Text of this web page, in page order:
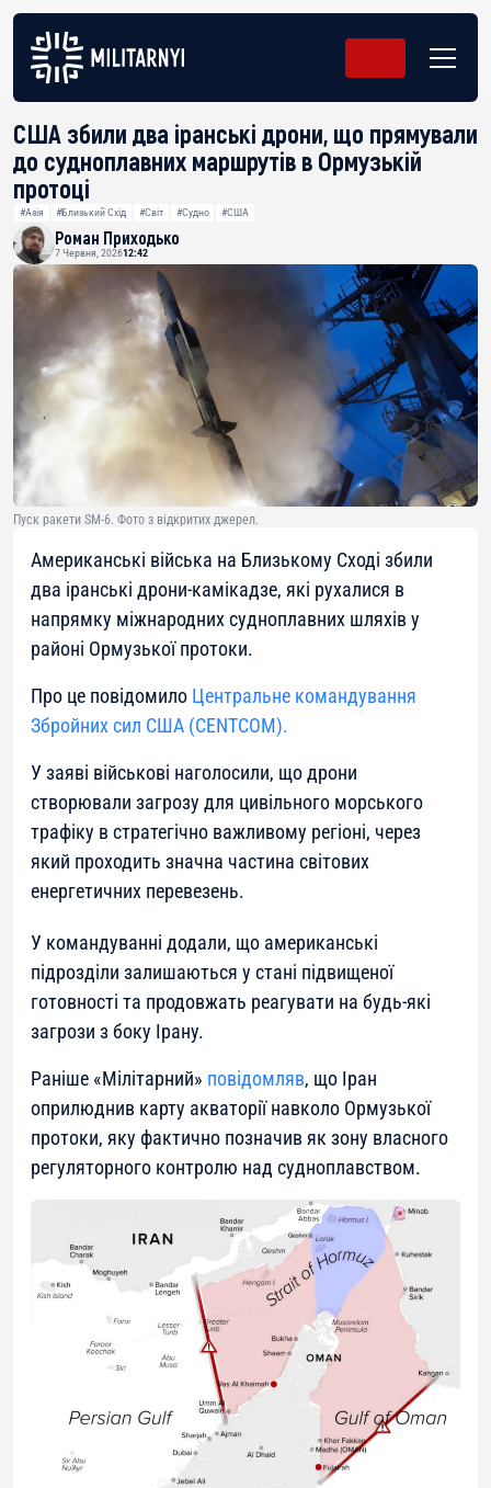
США збили два іранські дрони, що прямували
до судноплавних маршрутів в Ормузькій
протоці
#Азія #Близький Схід #Світ #Судно #США
Роман Приходько
7 Червня, 202612:42
Пуск ракети SM-6. Фото з відкритих джерел.
Американські війська на Близькому Сході збили
два іранські дрони-камікадзе, які рухалися в
напрямку міжнародних судноплавних шляхів у
районі Ормузької протоки.
Про це повідомило Центральне командування
Збройних сил США (CENTCOM).
У заяві військові наголосили, що дрони
створювали загрозу для цивільного морського
трафіку в стратегічно важливому регіоні, через
який проходить значна частина світових
енергетичних перевезень.
У командуванні додали, що американські
підрозділи залишаються у стані підвищеної
готовності та продовжать реагувати на будь-які
загрози з боку Ірану.
Раніше «Мілітарний» повідомляв, що Іран
оприлюднив карту акваторії навколо Ормузької
протоки, яку фактично позначив як зону власного
регуляторного контролю над судноплавством.